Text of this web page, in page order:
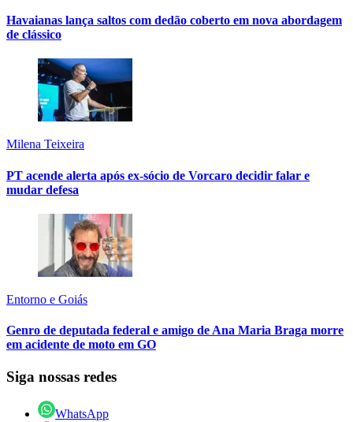
Havaianas lança saltos com dedão coberto em nova abordagem
de clássico
Milena Teixeira
PT acende alerta após ex-sócio de Vorcaro decidir falar e
mudar defesa
Entorno e Goiás
Genro de deputada federal e amigo de Ana Maria Braga morre
em acidente de moto em GO
Siga nossas redes
WhatsApp